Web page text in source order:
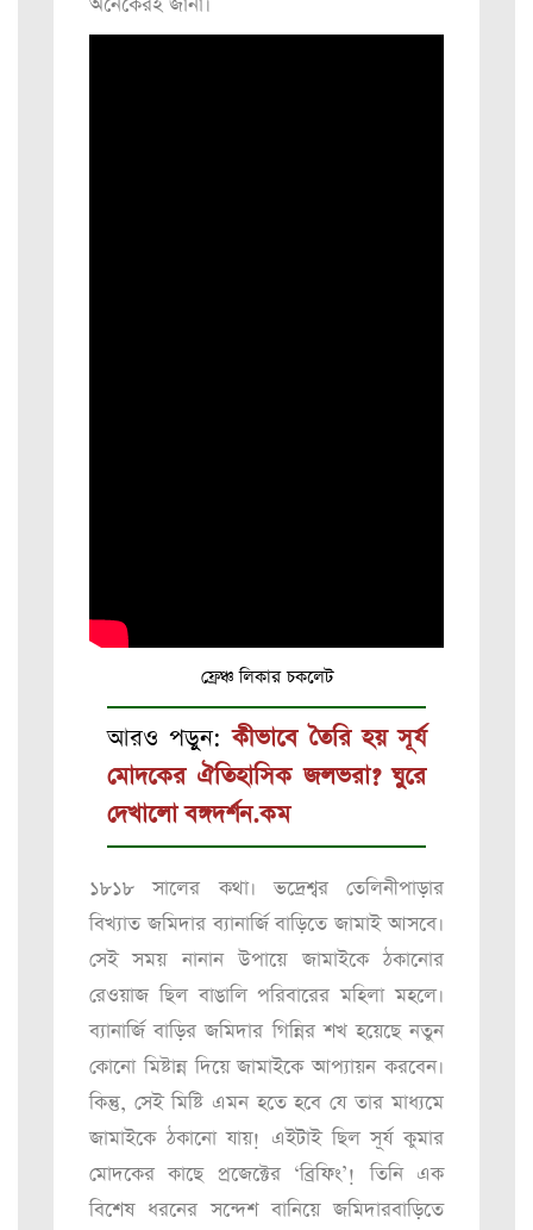
ফ্রেঞ্চ লিকার চকলেট
আরও পড়ুন:কীভাবে তৈরি হয় সূর্য
মোদকের ঐতিহাসিক জলভরা? ঘুরে
দেখালো বঙ্গদর্শন.কম
১৮১৮ সালের কথা। ভদ্রেশ্বর তেলিনীপাড়ার
বিখ্যাত জমিদার ব্যানার্জি বাড়িতে জামাই আসবে।
সেই সময় নানান উপায়ে জামাইকে ঠকানোর
রেওয়াজ ছিল বাঙালি পরিবারের মহিলা মহলে।
ব্যানার্জি বাড়ির জমিদার গিন্নির শখ হয়েছে নতুন
কোনো মিষ্টান্ন দিয়ে জামাইকে আপ্যায়ন করবেন।
কিন্তু, সেই মিষ্টি এমন হতে হবে যে তার মাধ্যমে
জামাইকে ঠকানো যায়! এইটাই ছিল সূর্য কুমার
মোদকের কাছে প্রজেক্টের ‘ব্রিফিং’! তিনি এক
বিশেষ ধরনের সন্দেশ বানিয়ে জমিদারবাড়িতে